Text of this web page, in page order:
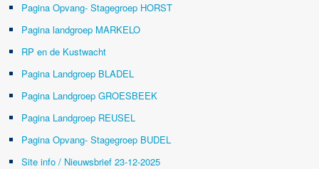
Pagina Opvang- Stagegroep HORST
Pagina landgroep MARKELO
RP en de Kustwacht
Pagina Landgroep BLADEL
Pagina Landgroep GROESBEEK
Pagina Landgroep REUSEL
Pagina Opvang- Stagegroep BUDEL
Site info / Nieuwsbrief 23-12-2025